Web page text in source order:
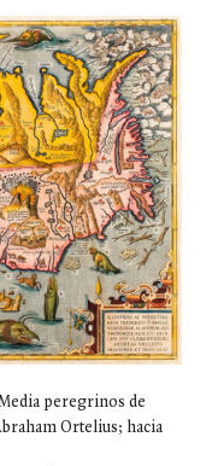
peregrinos de
Ortelius; hacia